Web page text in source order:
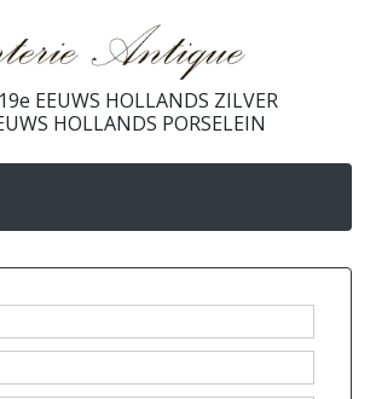
EEUWS HOLLANDS ZILVER
HOLLANDS PORSELEIN